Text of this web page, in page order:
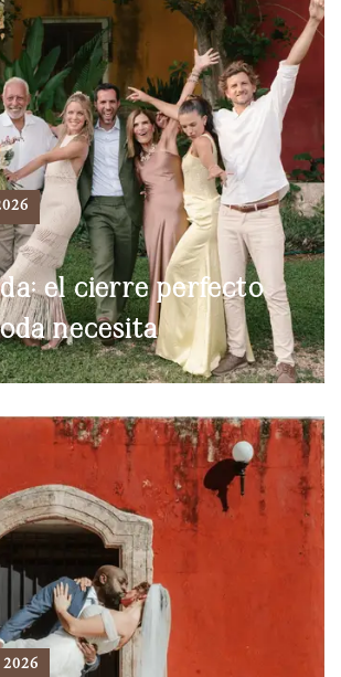
el cierre perfecto
necesita